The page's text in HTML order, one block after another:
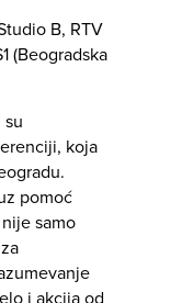
B, RTV
(Beogradska
su
koja
pomoć
samo
i akcija od